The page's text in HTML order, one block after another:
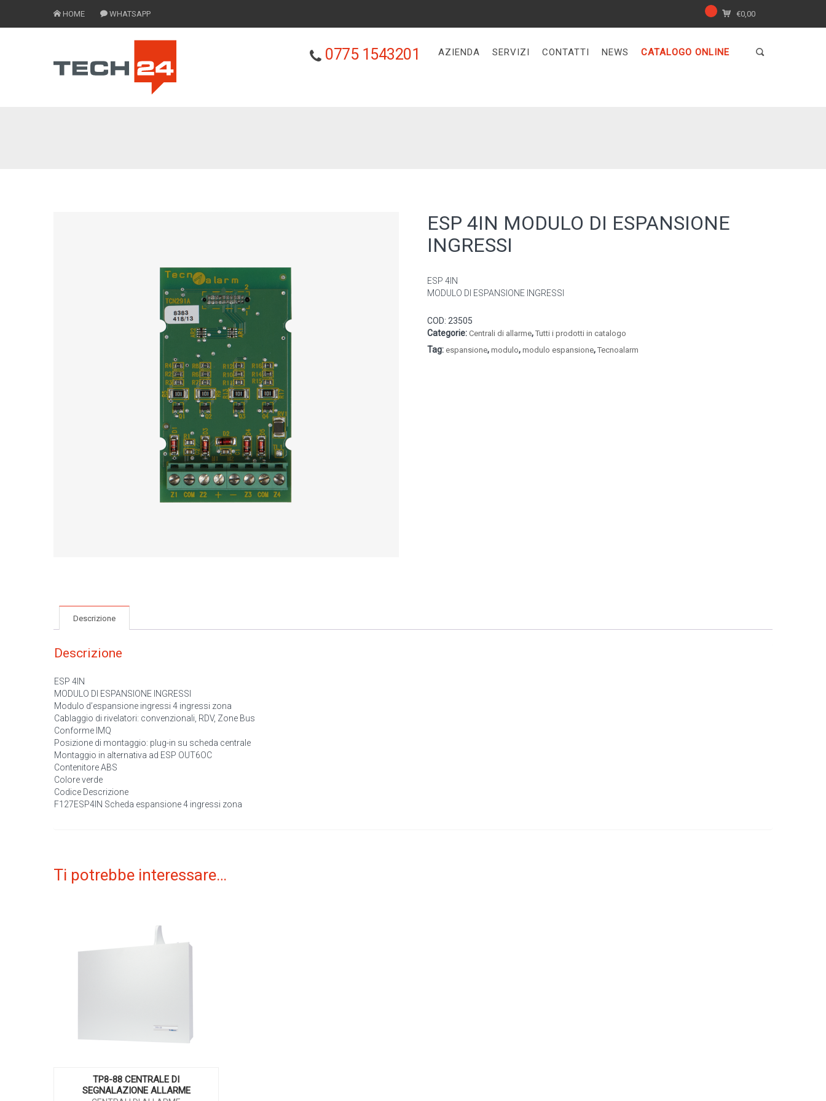
HOME WHATSAPP €0,00
0775 1543201 AZIENDA SERVIZI CONTATTI NEWS CATALOGO ONLINE
ESP 4IN MODULO DI ESPANSIONE
INGRESSI
ESP 4IN
MODULO DI ESPANSIONE INGRESSI
COD: 23505
Categorie:Centrali di allarme,Tutti i prodotti in catalogo
Tag: espansione,modulo,modulo espansione,Tecnoalarm
Descrizione
Descrizione
ESP 4IN
MODULO DI ESPANSIONE INGRESSI
Modulo d’espansione ingressi 4 ingressi zona
Cablaggio di rivelatori: convenzionali, RDV, Zone Bus
Conforme IMQ
Posizione di montaggio: plug-in su scheda centrale
Montaggio in alternativa ad ESP OUT6OC
Contenitore ABS
Colore verde
Codice Descrizione
F127ESP4IN Scheda espansione 4 ingressi zona
Ti potrebbe interessare…
TP8-88 CENTRALE DI
SEGNALAZIONE ALLARME